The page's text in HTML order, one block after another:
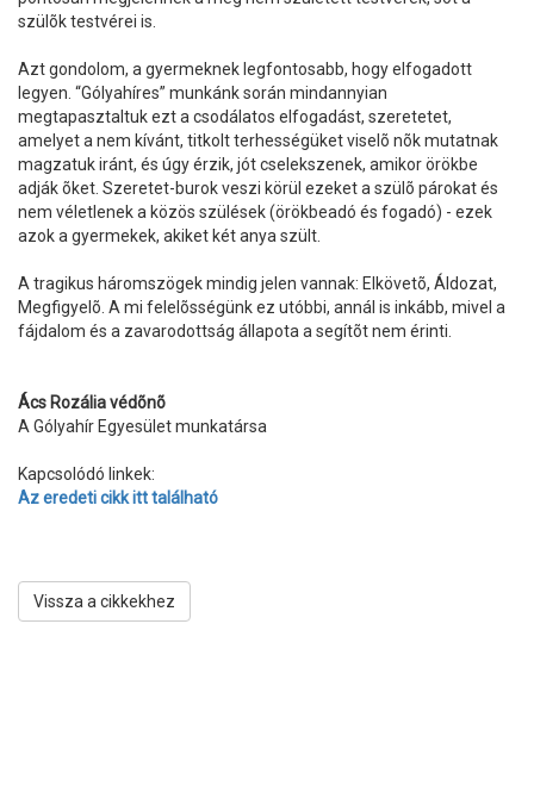
szülõk testvérei is.
Azt gondolom, a gyermeknek legfontosabb, hogy elfogadott
legyen. “Gólyahíres” munkánk során mindannyian
megtapasztaltuk ezt a csodálatos elfogadást, szeretetet,
amelyet a nem kívánt, titkolt terhességüket viselõ nõk mutatnak
magzatuk iránt, és úgy érzik, jót cselekszenek, amikor örökbe
adják õket. Szeretet-burok veszi körül ezeket a szülõ párokat és
nem véletlenek a közös szülések (örökbeadó és fogadó) - ezek
azok a gyermekek, akiket két anya szült.
A tragikus háromszögek mindig jelen vannak: Elkövetõ, Áldozat,
Megfigyelõ. A mi felelõsségünk ez utóbbi, annál is inkább, mivel a
fájdalom és a zavarodottság állapota a segítõt nem érinti.
Ács Rozália védõnõ
A Gólyahír Egyesület munkatársa
Kapcsolódó linkek:
Az eredeti cikk itt található
Vissza a cikkekhez